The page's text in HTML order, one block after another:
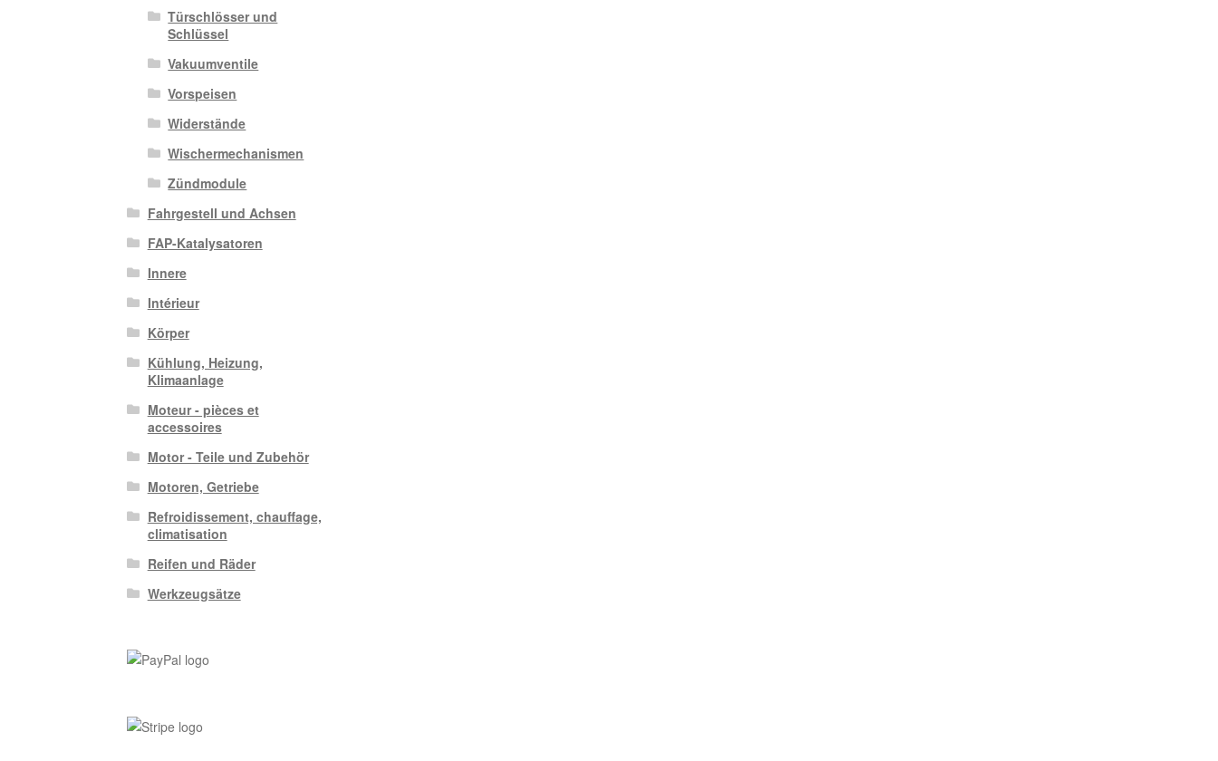
Türschlösser und
Schlüssel
Vakuumventile
Vorspeisen
Widerstände
Wischermechanismen
Zündmodule
Fahrgestell und Achsen
FAP-Katalysatoren
Innere
Intérieur
Körper
Kühlung, Heizung,
Klimaanlage
Moteur - pièces et
accessoires
Motor - Teile und Zubehör
Motoren, Getriebe
Refroidissement, chauffage,
climatisation
Reifen und Räder
Werkzeugsätze